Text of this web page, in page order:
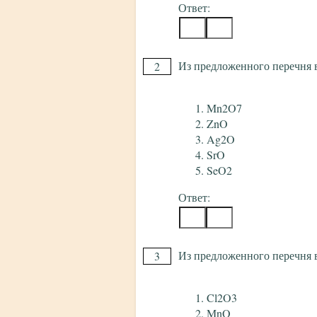
Ответ:
2 Из предложенного перечня
Mn2O7
ZnO
Ag2O
SrO
SeO2
Ответ:
3 Из предложенного перечня
Cl2O3
MnO